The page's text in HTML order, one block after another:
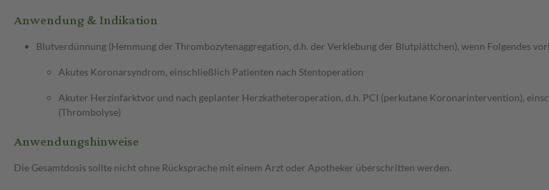
Anwendung & Indikation
Blutverdünnung (Hemmung der Thrombozytenaggregation, d.h. der Verklebung der Blutplättchen), wenn Folgendes
Akutes Koronarsyndrom, einschließlich Patienten nach Stentoperation
Akuter Herzinfarktvor und nach geplanter Herzkatheteroperation, d.h. PCI (perkutane Koronarintervention),
(Thrombolyse)
Anwendungshinweise
Die Gesamtdosis sollte nicht ohne Rücksprache mit einem Arzt oder Apotheker überschritten werden.